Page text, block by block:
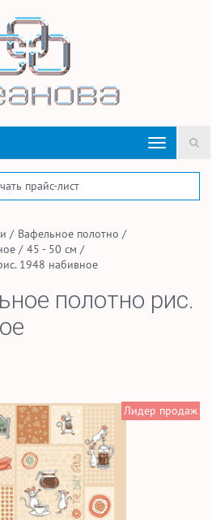
прайс-лист
/ Вафельное полотно /
/ 45 - 50 см /
1948 набивное
полотно рис.
Лидер продаж